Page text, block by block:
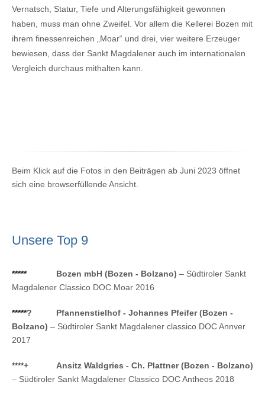
Vernatsch, Statur, Tiefe und Alterungsfähigkeit gewonnen
haben, muss man ohne Zweifel. Vor allem die Kellerei Bozen mit
ihrem finessenreichen „Moar“ und drei, vier weitere Erzeuger
bewiesen, dass der Sankt Magdalener auch im internationalen
Vergleich durchaus mithalten kann.
Beim Klick auf die Fotos in den Beiträgen ab Juni 2023 öffnet
sich eine browserfüllende Ansicht.
Unsere Top 9
***** Bozen mbH (Bozen - Bolzano) – Südtiroler Sankt
Magdalener Classico DOC Moar 2016
*****?
Pfannenstielhof - Johannes Pfeifer (Bozen -
Bolzano) – Südtiroler Sankt Magdalener classico DOC Annver
2017
****+
Ansitz Waldgries - Ch. Plattner (Bozen - Bolzano)
– Südtiroler Sankt Magdalener Classico DOC Antheos 2018